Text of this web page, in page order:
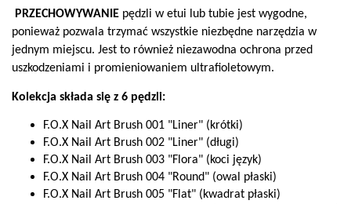
PRZECHOWYWANIE pędzli w etui lub tubie jest wygodne,
ponieważ pozwala trzymać wszystkie niezbędne narzędzia w
jednym miejscu. Jest to również niezawodna ochrona przed
uszkodzeniami i promieniowaniem ultrafioletowym.
Kolekcja składa się z 6 pędzli:
F.O.X Nail Art Brush 001 "Liner" (krótki)
F.O.X Nail Art Brush 002 "Liner" (długi)
F.O.X Nail Art Brush 003 "Flora" (koci język)
F.O.X Nail Art Brush 004 "Round" (owal płaski)
F.O.X Nail Art Brush 005 "Flat" (kwadrat płaski)